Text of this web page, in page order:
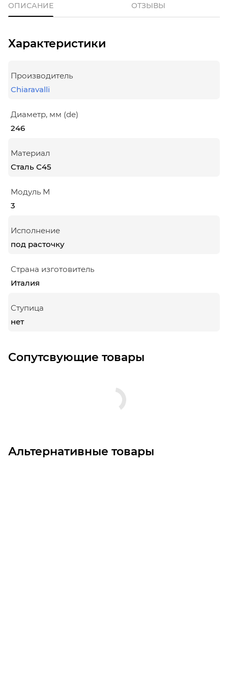
ОПИСАНИЕ ОТЗЫВЫ
Характеристики
Производитель
Chiaravalli
Диаметр, мм (de)
246
Материал
Сталь С45
Модуль М
3
Исполнение
под расточку
Страна изготовитель
Италия
Ступица
нет
Сопутсвующие товары
Альтернативные товары